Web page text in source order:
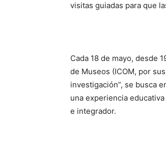
visitas guiadas para que
Cada 18 de mayo, desde
de Museos (ICOM, por
investigación”, se busca
una experiencia
e integrador.